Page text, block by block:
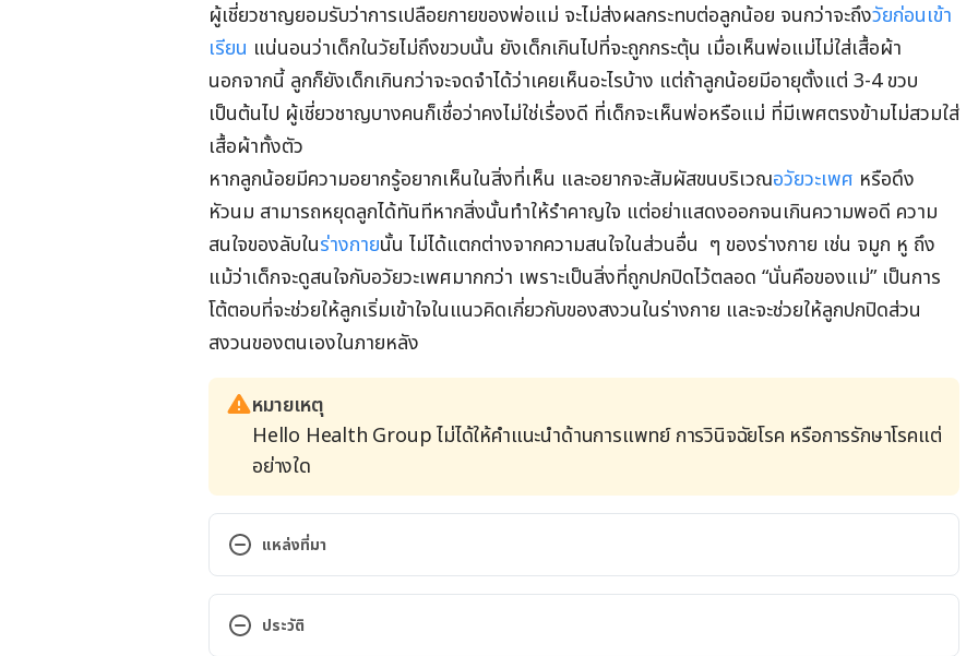
ผู้เชี่ยวชาญยอมรับว่าการเปลือยกายของพ่อแม่ จะไม่ส่งผลกระทบต่อลูกน้อย จนกว่าจะถึงวัยก่อนเข้า
เรียน แน่นอนว่าเด็กในวัยไม่ถึงขวบนั้น ยังเด็กเกินไปที่จะถูกกระตุ้น เมื่อเห็นพ่อแม่ไม่ใส่เสื้อผ้า
นอกจากนี้ ลูกก็ยังเด็กเกินกว่าจะจดจำได้ว่าเคยเห็นอะไรบ้าง แต่ถ้าลูกน้อยมีอายุตั้งแต่ 3-4 ขวบ
เป็นต้นไป ผู้เชี่ยวชาญบางคนก็เชื่อว่าคงไม่ใช่เรื่องดี ที่เด็กจะเห็นพ่อหรือแม่ ที่มีเพศตรงข้ามไม่สวมใส่
เสื้อผ้าทั้งตัว
หากลูกน้อยมีความอยากรู้อยากเห็นในสิ่งที่เห็น และอยากจะสัมผัสขนบริเวณอวัยวะเพศ หรือดึง
หัวนม สามารถหยุดลูกได้ทันทีหากสิ่งนั้นทำให้รำคาญใจ แต่อย่าแสดงออกจนเกินความพอดี ความ
สนใจของลับในร่างกายนั้น ไม่ได้แตกต่างจากความสนใจในส่วนอื่น ๆ ของร่างกาย เช่น จมูก หู ถึง
แม้ว่าเด็กจะดูสนใจกับอวัยวะเพศมากกว่า เพราะเป็นสิ่งที่ถูกปกปิดไว้ตลอด “นั่นคือของแม่” เป็นการ
โต้ตอบที่จะช่วยให้ลูกเริ่มเข้าใจในแนวคิดเกี่ยวกับของสงวนในร่างกาย และจะช่วยให้ลูกปกปิดส่วน
สงวนของตนเองในภายหลัง
หมายเหตุ
Hello Health Group ไม่ได้ให้คำแนะนำด้านการแพทย์ การวินิจฉัยโรค หรือการรักษาโรคแต่
อย่างใด
แหล่งที่มา
Baby Development: Your 11-Month-Old.
https://www.webmd.com/parenting/baby/baby-development-11-month-
old#:~:text=At%2011%20months%2C%20your%20baby,toes%20or%20on%20one%20leg
ประวัติ